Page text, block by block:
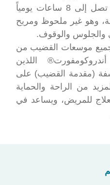
أكبر. يسهل ارتداؤه لمدة تصل إلى 8 ساعات يومياً
وهو غير ملحوظ ومريح
والجلوس والوقوف.
موسعات القضيب من
اللذين
(مقدمة القضيب) على
من الراحة والحماية
للمريض، ويساعد في